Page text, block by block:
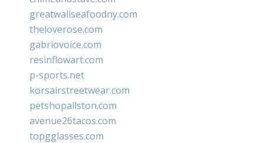
greatwallseafoodny.com
theloverose.com
gabriovoice.com
resinflowart.com
p-sports.net
korsairstreetwear.com
petshopallston.com
avenue26tacos.com
topgglasses.com